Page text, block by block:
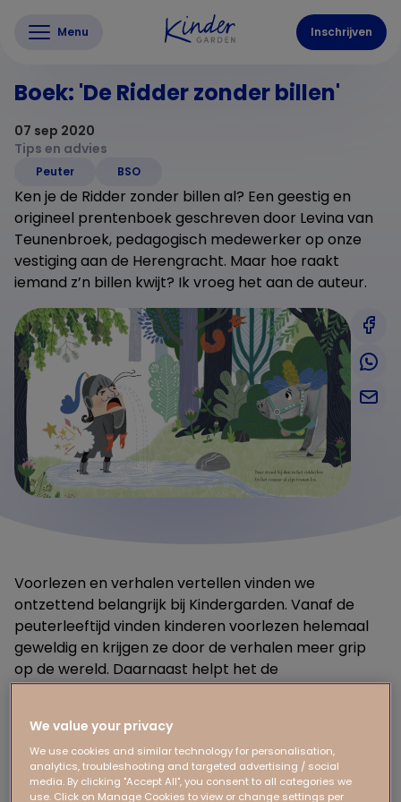
Menu Inschrijven
Boek: 'De Ridder zonder billen'
07 sep 2020
Tips en advies
Peuter BSO
Ken je de Ridder zonder billen al? Een geestig en
origineel prentenboek geschreven door Levina van
Teunenbroek, pedagogisch medewerker op onze
vestiging aan de Herengracht. Maar hoe raakt
iemand z’n billen kwijt? Ik vroeg het aan de auteur.
Voorlezen en verhalen vertellen vinden we
ontzettend belangrijk bij Kindergarden. Vanaf de
peuterleeftijd vinden kinderen voorlezen helemaal
geweldig en krijgen ze door de verhalen meer grip
op de wereld. Daarnaast helpt het de
taalontwikkeling, worden ze er socialer van én
Een ridder op zoek naar billen, hoe komt iemand
toch op zo’n geinig idee? Ik stelde Levina een aantal
vragen.
We value your privacy
We use cookies and similar technology for personalisation,
analytics, troubleshooting and targeted advertising / social
media. By clicking "Accept All", you consent to all categories we
use. Click on Manage Cookies to view or change settings per